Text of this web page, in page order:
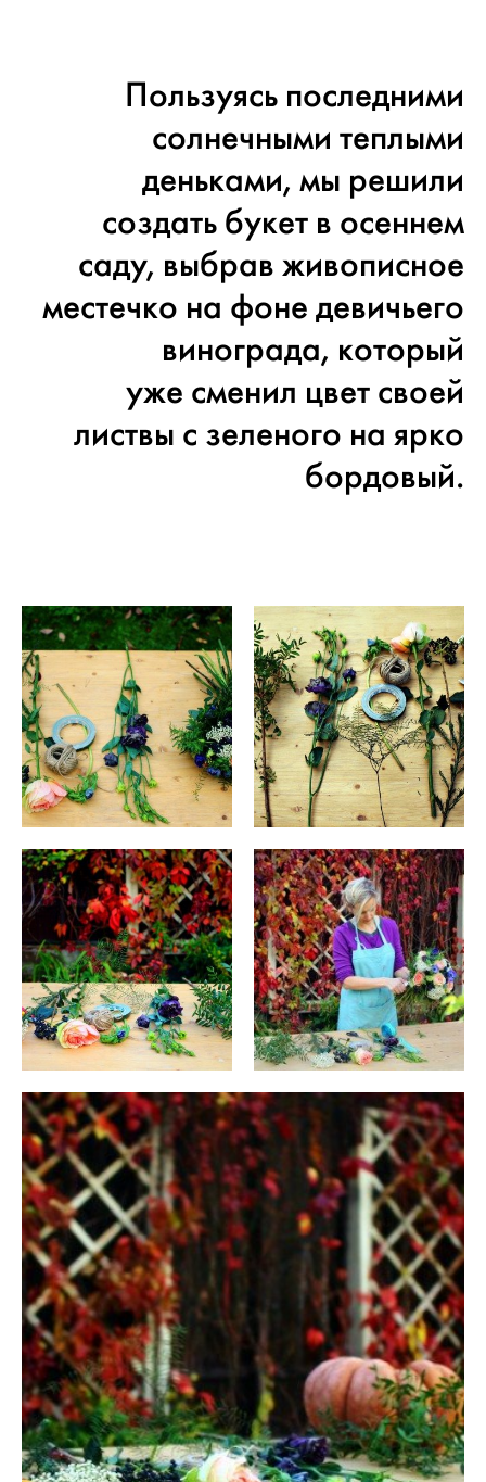
Пользуясь последними
солнечными теплыми
деньками, мы решили
создать букет в осеннем
саду, выбрав живописное
местечко на фоне девичьего
винограда, который
уже сменил цвет своей
листвы с зеленого на ярко
бордовый.